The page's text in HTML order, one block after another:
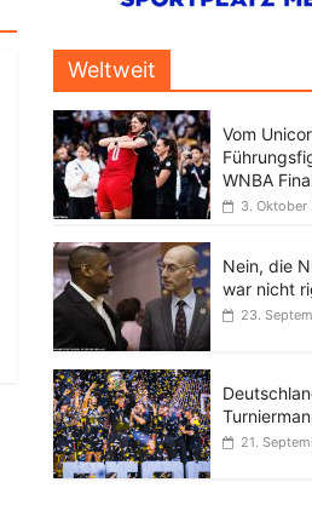
Weltweit
Vom
WNBA
3. Oktober
Nein, die
war nicht
23.
21.